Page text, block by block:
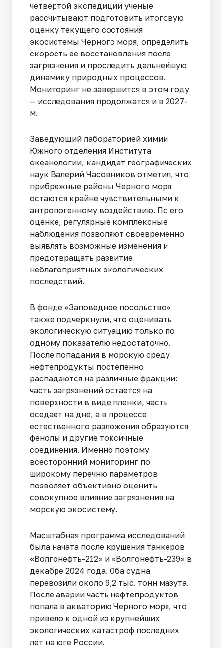
четвертой экспедиции ученые
рассчитывают подготовить итоговую
оценку текущего состояния
экосистемы Черного моря, определить
скорость ее восстановления после
загрязнения и проследить дальнейшую
динамику природных процессов.
Мониторинг не завершится в этом году
— исследования продолжатся и в 2027-
м.
Заведующий лабораторией химии
Южного отделения Института
океанологии, кандидат географических
наук Валерий Часовников отметил, что
прибрежные районы Черного моря
остаются крайне чувствительными к
антропогенному воздействию. По его
оценке, регулярные комплексные
наблюдения позволяют своевременно
выявлять возможные изменения и
предотвращать развитие
неблагоприятных экологических
последствий.
В фонде «Заповедное посольство»
также подчеркнули, что оценивать
экологическую ситуацию только по
одному показателю недостаточно.
После попадания в морскую среду
нефтепродукты постепенно
распадаются на различные фракции:
часть загрязнений остается на
поверхности в виде пленки, часть
оседает на дне, а в процессе
естественного разложения образуются
фенолы и другие токсичные
соединения. Именно поэтому
всесторонний мониторинг по
широкому перечню параметров
позволяет объективно оценить
совокупное влияние загрязнения на
морскую экосистему.
Масштабная программа исследований
была начата после крушения танкеров
«Волгонефть-212» и «Волгонефть-239» в
декабре 2024 года. Оба судна
перевозили около 9,2 тыс. тонн мазута.
После аварии часть нефтепродуктов
попала в акваторию Черного моря, что
привело к одной из крупнейших
экологических катастроф последних
лет на юге России.